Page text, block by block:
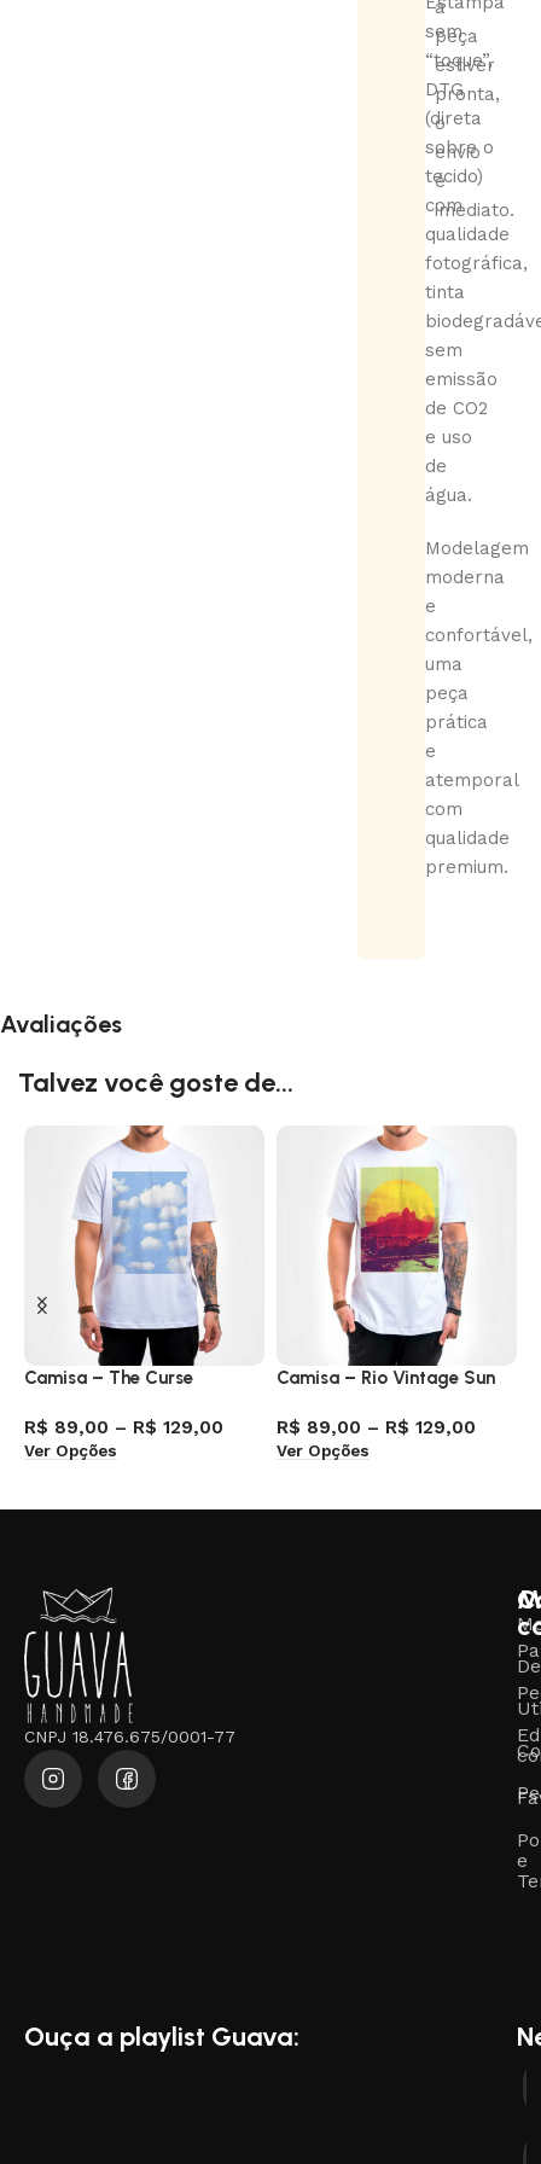
a
peça
estiver
pronta,
o
envio
é
imediato.
sem
“toque”,
DTG
(direta
sobre o
tecido)
com
qualidade
fotográfica,
tinta
sem
emissão
de CO2
e uso
de
água.
Modelagem
moderna
e
confortável,
uma
peça
prática
e
atemporal
com
qualidade
premium.
Avaliações
Talvez você goste de...
Camisa – The Curse
R$ 89,00 – R$ 129,00
Ver Opções
Camisa – Rio Vintage Sun
R$ 89,00 – R$ 129,00
Ver Opções
CNPJ 18.476.675/0001-77
e
Ouça a playlist Guava: